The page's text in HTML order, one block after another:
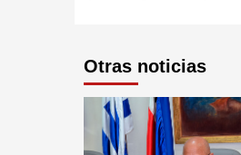
Otras noticias